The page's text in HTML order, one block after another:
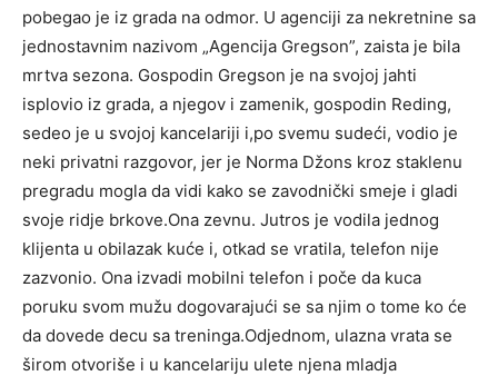
pobegao je iz grada na odmor. U agenciji za nekretnine sa
jednostavnim nazivom „Agencija Gregson”, zaista je bila
mrtva sezona. Gospodin Gregson je na svojoj jahti
isplovio iz grada, a njegov i zamenik, gospodin Reding,
sedeo je u svojoj kancelariji i,po svemu sudeći, vodio je
neki privatni razgovor, jer je Norma Džons kroz staklenu
pregradu mogla da vidi kako se zavodnički smeje i gladi
svoje ridje brkove.Ona zevnu. Jutros je vodila jednog
klijenta u obilazak kuće i, otkad se vratila, telefon nije
zazvonio. Ona izvadi mobilni telefon i poče da kuca
poruku svom mužu dogovarajući se sa njim o tome ko će
da dovede decu sa treninga.Odjednom, ulazna vrata se
širom otvoriše i u kancelariju ulete njena mladja